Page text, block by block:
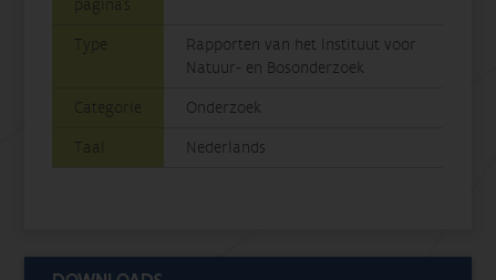
pagina's
Type
Rapporten van het Instituut voor
Natuur- en Bosonderzoek
Categorie
Onderzoek
Taal
Nederlands